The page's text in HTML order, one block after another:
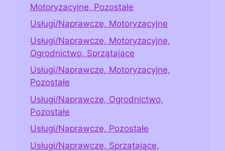
Motoryzacyjne, Pozostałe
Usługi/Naprawcze, Motoryzacyjne
Usługi/Naprawcze, Motoryzacyjne,
Ogrodnictwo, Sprzątające
Usługi/Naprawcze, Motoryzacyjne,
Pozostałe
Usługi/Naprawcze, Ogrodnictwo,
Pozostałe
Usługi/Naprawcze, Pozostałe
Usługi/Naprawcze, Sprzątające,